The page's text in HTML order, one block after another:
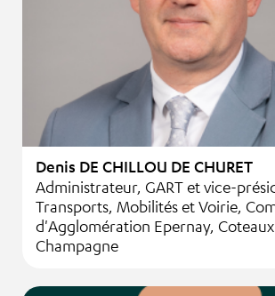
Denis DE CHILLOU DE CHURET
Administrateur, GART et vice-
Transports, Mobilités et Voirie,
d'Agglomération Epernay,
Champagne